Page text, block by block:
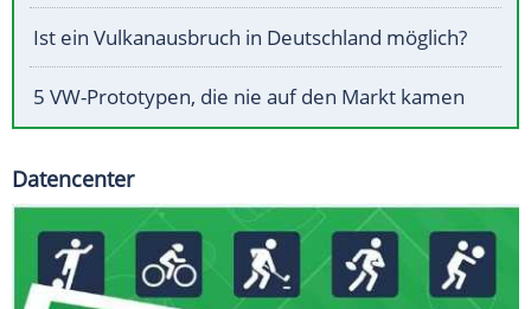
Ist ein Vulkanausbruch in Deutschland möglich?
5 VW-Prototypen, die nie auf den Markt kamen
Datencenter